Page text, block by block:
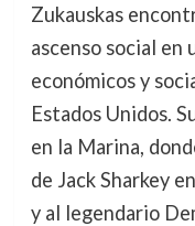
Zukauskas
ascenso social en
económicos y
Estados Unidos.
en la Marina,
de Jack Sharkey
y al legendario